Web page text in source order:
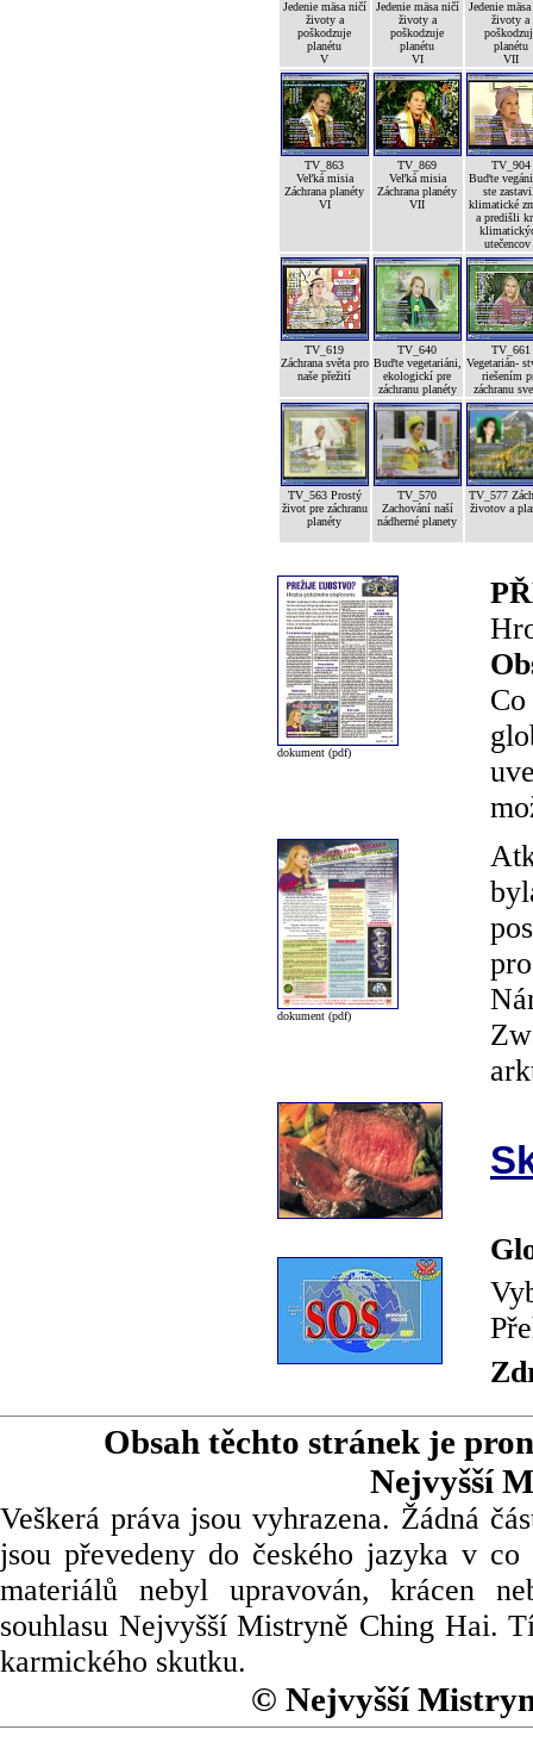
Jedenie mäsa ničí
životy a
poškodzuje
planétu
V
Jedenie mäsa ničí
životy a
poškodzuje
planétu
VI
Jedenie
životy a
planétu
VII
TV_863
Veľká misia
Záchrana planéty
VI
TV_869
Veľká misia
Záchrana planéty
VII
TV_904
Buďte
ste
klimatické
a predišli
TV_619
Záchrana světa pro
naše přežití
TV_640
Buďte vegetariáni,
ekologickí pre
záchranu planéty
TV_661
Vegetarián-
riešením
záchranu
TV_563 Prostý
život pre záchranu
planéty
TV_570
Zachování naší
nádherné planety
TV_577
životov a
dokument (pdf)
dokument (pdf)
Obsah těchto stránek je
Nejvyšší
Veškerá práva jsou vyhrazena. Žádná
jsou převedeny do českého jazyka v
materiálů nebyl upravován, krácen
souhlasu Nejvyšší Mistryně Ching Hai.
karmického skutku.
© Nejvyšší